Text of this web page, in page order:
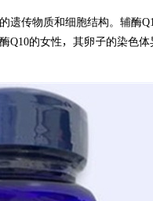
遗传物质和细胞结构。辅酶
Q10的女性，其卵子的染色